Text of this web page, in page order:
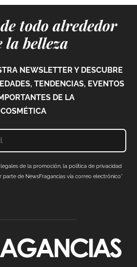
todo alrededor
la belleza
NEWSLETTER Y DESCUBRE
TENDENCIAS, EVENTOS
DE LA
de la promoción, la política de privacidad
de NewsFragancias vía correo electrónico*